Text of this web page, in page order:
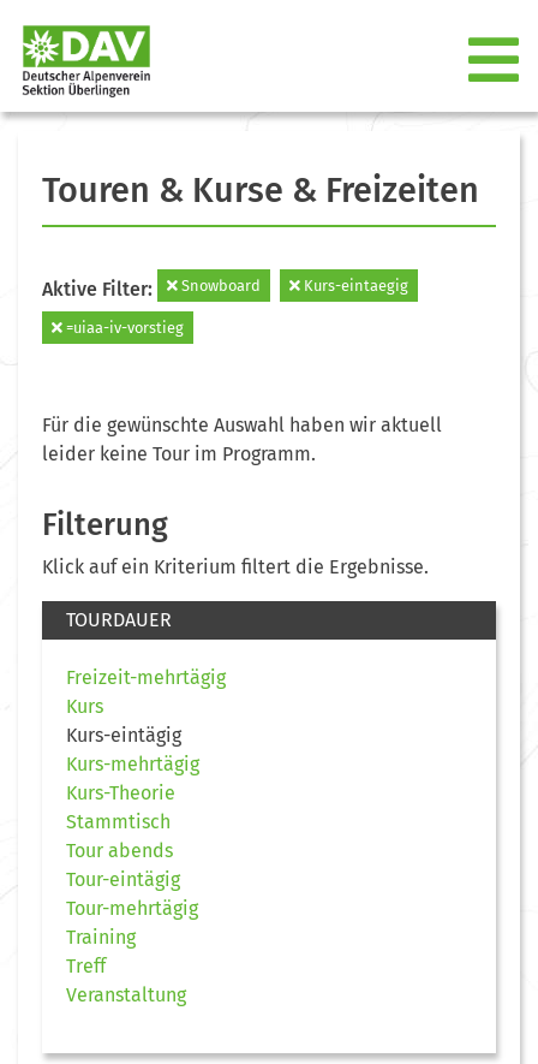
Touren & Kurse & Freizeiten
Aktive Filter: Snowboard Kurs-eintaegig
=uiaa-iv-vorstieg
Für die gewünschte Auswahl haben wir aktuell
leider keine Tour im Programm.
Filterung
Klick auf ein Kriterium filtert die Ergebnisse.
TOURDAUER
Freizeit-mehrtägig
Kurs
Kurs-eintägig
Kurs-mehrtägig
Kurs-Theorie
Stammtisch
Tour abends
Tour-eintägig
Tour-mehrtägig
Training
Treff
Veranstaltung